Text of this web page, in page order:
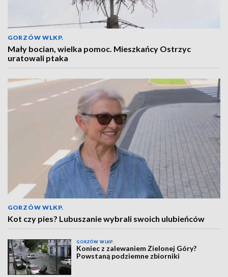
GORZÓW WLKP.
Mały bocian, wielka pomoc. Mieszkańcy Ostrzyc
uratowali ptaka
GORZÓW WLKP.
Kot czy pies? Lubuszanie wybrali swoich ulubieńców
GORZÓW WLKP.
Koniec z zalewaniem Zielonej Góry?
Powstaną podziemne zbiorniki